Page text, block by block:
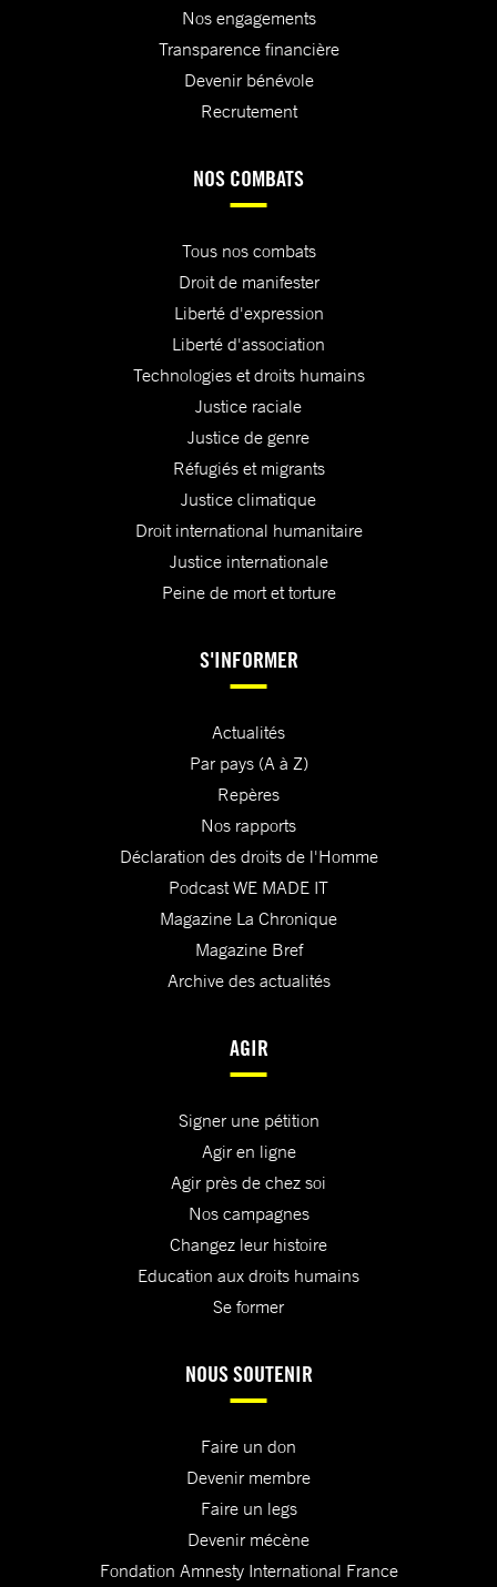
Nos engagements
Transparence financière
Devenir bénévole
Recrutement
NOS COMBATS
Tous nos combats
Droit de manifester
Liberté d'expression
Liberté d'association
Technologies et droits humains
Justice raciale
Justice de genre
Réfugiés et migrants
Justice climatique
Droit international humanitaire
Justice internationale
Peine de mort et torture
S'INFORMER
Actualités
Par pays (A à Z)
Repères
Nos rapports
Déclaration des droits de l'Homme
Podcast WE MADE IT
Magazine La Chronique
Magazine Bref
Archive des actualités
AGIR
Signer une pétition
Agir en ligne
Agir près de chez soi
Nos campagnes
Changez leur histoire
Education aux droits humains
Se former
NOUS SOUTENIR
Faire un don
Devenir membre
Faire un legs
Devenir mécène
Fondation Amnesty International France